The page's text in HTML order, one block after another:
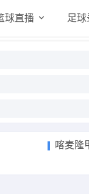
球直播 足球
喀麦隆